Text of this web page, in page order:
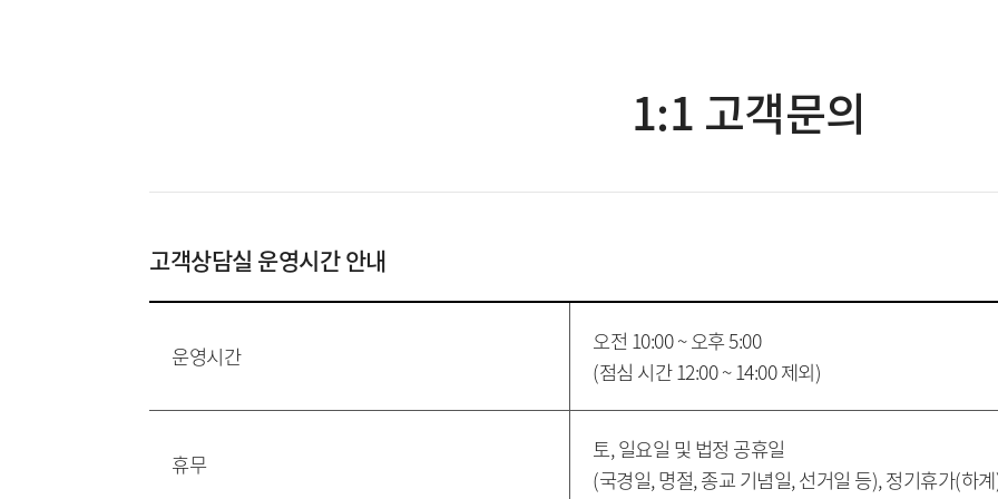
1:1 고객문의
고객상담실 운영시간 안내
운영시간
오전 10:00 ~ 오후 5:00
(점심 시간 12:00 ~ 14:00 제외)
휴무
토, 일요일 및 법정 공휴일
(국경일, 명절, 종교 기념일, 선거일 등), 정기휴가(하